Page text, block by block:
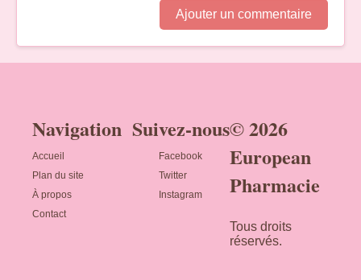
Ajouter un commentaire
Navigation
Accueil
Plan du site
À propos
Contact
Suivez-nous
Facebook
Twitter
Instagram
© 2026
European
Pharmacie
Tous droits
réservés.